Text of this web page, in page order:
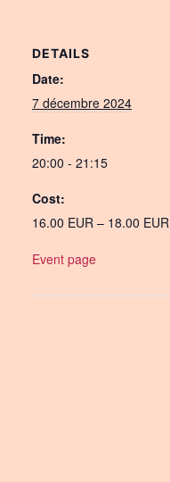
DETAILS
Date:
7 décembre 2024
Time:
20:00 - 21:15
Cost:
16.00 EUR – 18.00 EUR
Event page